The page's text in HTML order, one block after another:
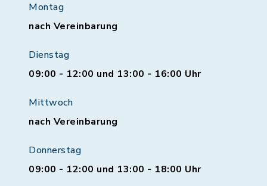
Montag
nach Vereinbarung
Dienstag
09:00 - 12:00 und 13:00 - 16:00 Uhr
Mittwoch
nach Vereinbarung
Donnerstag
09:00 - 12:00 und 13:00 - 18:00 Uhr